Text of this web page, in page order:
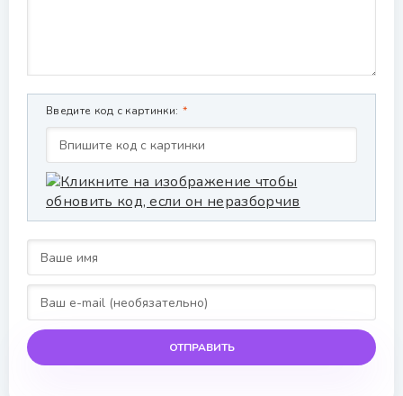
Введите код с картинки:
ОТПРАВИТЬ